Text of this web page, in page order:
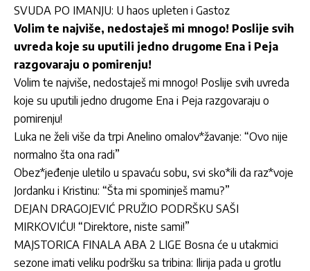
SVUDA PO IMANJU: U haos upleten i Gastoz
Volim te najviše, nedostaješ mi mnogo! Poslije svih
uvreda koje su uputili jedno drugome Ena i Peja
razgovaraju o pomirenju!
Volim te najviše, nedostaješ mi mnogo! Poslije svih uvreda
koje su uputili jedno drugome Ena i Peja razgovaraju o
pomirenju!
Luka ne želi više da trpi Anelino omalov*žavanje: “Ovo nije
normalno šta ona radi”
Obez*jeđenje uletilo u spavaću sobu, svi sko*ili da raz*voje
Jordanku i Kristinu: “Šta mi spominješ mamu?”
DEJAN DRAGOJEVIĆ PRUŽIO PODRŠKU SAŠI
MIRKOVIĆU! “Direktore, niste sami!”
MAJSTORICA FINALA ABA 2 LIGE Bosna će u utakmici
sezone imati veliku podršku sa tribina: Ilirija pada u grotlu